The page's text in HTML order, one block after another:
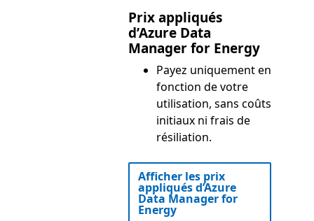
Prix appliqués
d’Azure Data
Manager for Energy
Payez uniquement en
fonction de votre
utilisation, sans coûts
initiaux ni frais de
résiliation.
Afficher les prix
appliqués d’Azure
Data Manager for
Energy